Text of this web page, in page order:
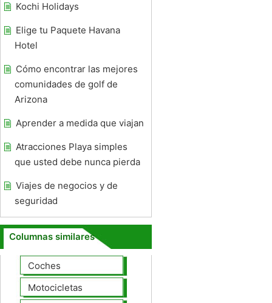
Kochi Holidays
Elige tu Paquete Havana
Hotel
Cómo encontrar las mejores
comunidades de golf de
Arizona
Aprender a medida que viajan
Atracciones Playa simples
que usted debe nunca pierda
Viajes de negocios y de
seguridad
Columnas similares
Coches
Motocicletas